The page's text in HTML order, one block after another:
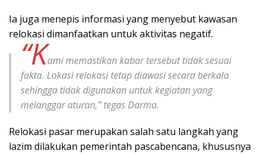
Ia juga menepis informasi yang menyebut kawasan
relokasi dimanfaatkan untuk aktivitas negatif.
“Kami memastikan kabar tersebut tidak sesuai
fakta. Lokasi relokasi tetap diawasi secara berkala
sehingga tidak digunakan untuk kegiatan yang
melanggar aturan,” tegas Darma.
Relokasi pasar merupakan salah satu langkah yang
lazim dilakukan pemerintah pascabencana, khususnya